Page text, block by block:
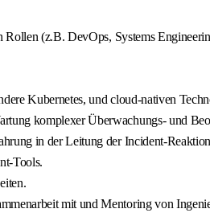
(z.B. DevOps, Systems
Kubernetes, und cloud-nativen
komplexer Überwachungs- und
in der Leitung der Incident-
Tools.
mit und Mentoring von